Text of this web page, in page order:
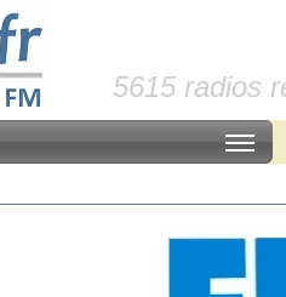
5615 radios